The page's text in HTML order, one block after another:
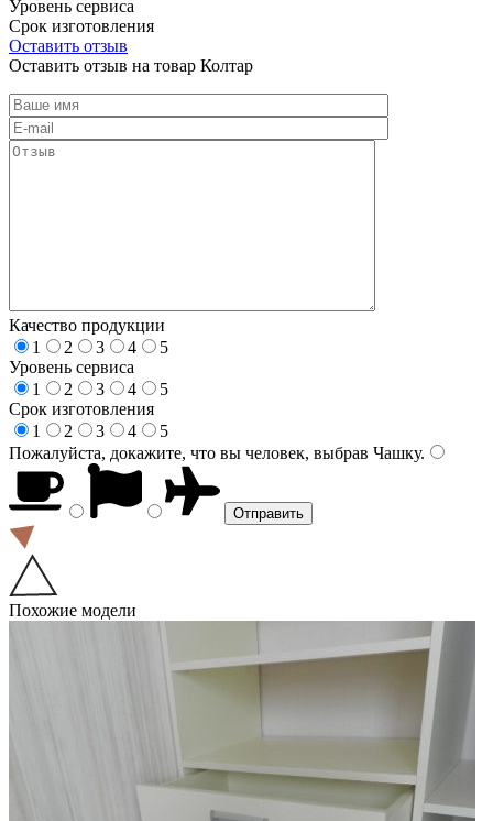
Уровень сервиса
Срок изготовления
Оставить отзыв
Оставить отзыв на товар Колтар
Качество продукции
1
2 3 4
5
Уровень сервиса
1
2 3 4
5
Срок изготовления
1
2 3 4
5
Пожалуйста, докажите, что вы человек, выбрав Чашку.
Похожие модели